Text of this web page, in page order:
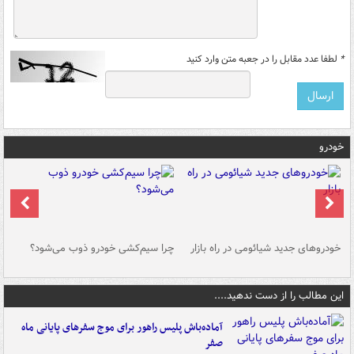
* لطفا عدد مقابل را در جعبه متن وارد کنید
خودرو
خودروهای جدید شیائومی در راه بازار چرا سیم‌کشی خودرو ذوب می‌شود؟
این مطالب را از دست ندهید....
آماده‌باش پلیس راهور برای موج سفرهای پایانی ماه
صفر